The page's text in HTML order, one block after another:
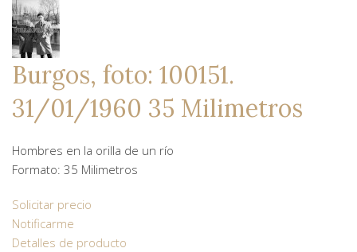
Burgos, foto: 100151.
31/01/1960 35 Milimetros
Hombres en la orilla de un río
Formato: 35 Milimetros
Solicitar precio
Notificarme
Detalles de producto